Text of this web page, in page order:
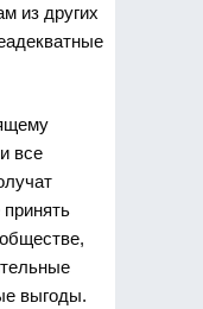
из других
все
выгоды.